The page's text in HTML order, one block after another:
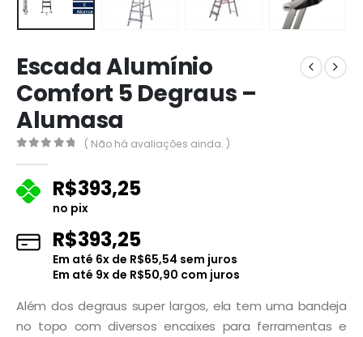
Escada Alumínio
Comfort 5 Degraus –
Alumasa
( Não há avaliações ainda. )
R$393,25
no pix
R$393,25
Em até 6x de R$65,54 sem juros
Em até 9x de R$50,90 com juros
Além dos degraus super largos, ela tem uma bandeja
no topo com diversos encaixes para ferramentas e